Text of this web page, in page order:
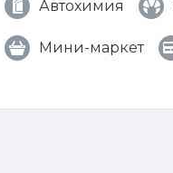
Автохимия
Мини-маркет